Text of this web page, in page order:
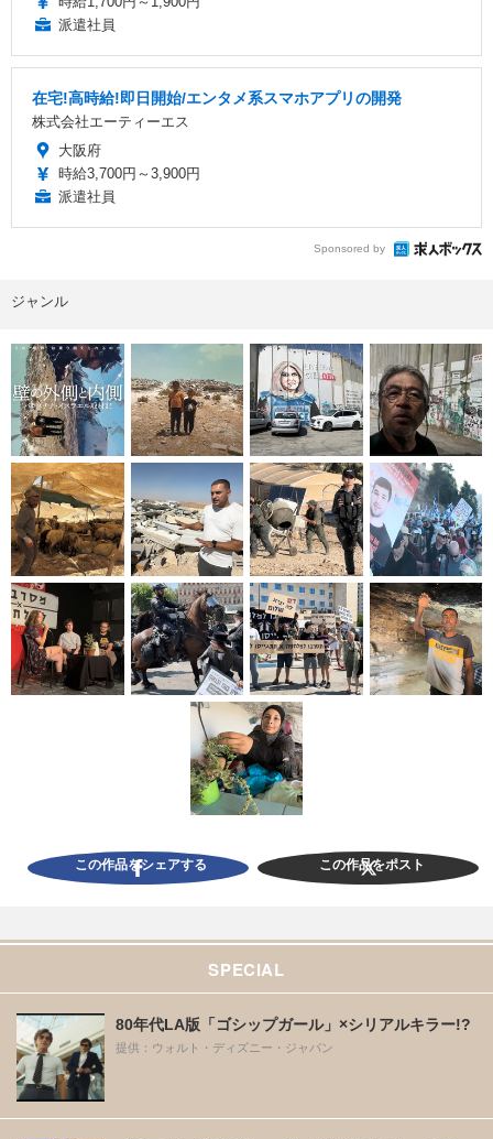
派遣社員
在宅!高時給!即日開始/エンタメ系スマホアプリの開発
株式会社エーティーエス
大阪府
時給3,700円～3,900円
派遣社員
Sponsored by
ジャンル
この作品をシェアする この作品をポスト
SPECIAL
80年代LA版「ゴシップガール」×シリアルキラー!?
提供：ウォルト・ディズニー・ジャパン